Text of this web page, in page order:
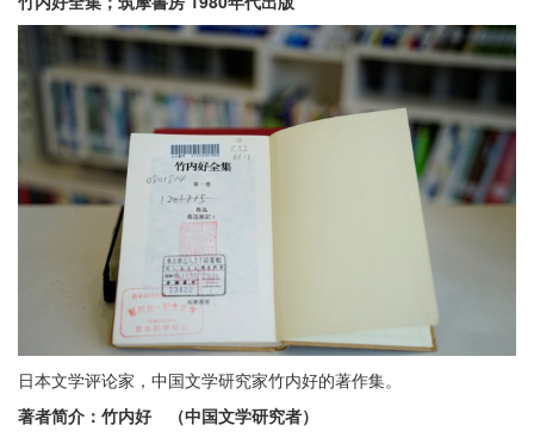
日本文学评论家，中国文学研究家竹内好的著作集。
著者简介：竹内好 （中国文学研究者）